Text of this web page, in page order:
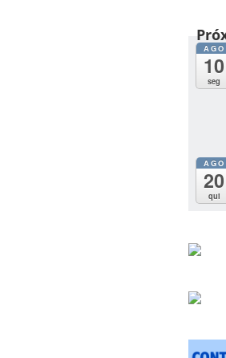
AGO
10
seg
AGO
20
qui